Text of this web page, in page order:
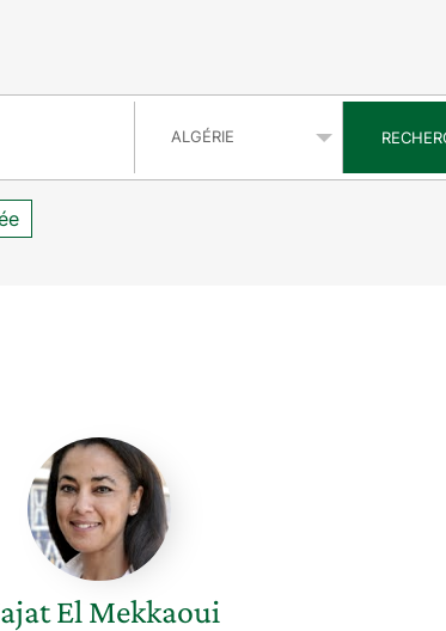
Najat
El
Mekkaoui
El Mekkaoui